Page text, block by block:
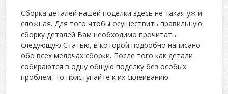
Сборка деталей нашей поделки здесь не такая уж и
сложная. Для того чтобы осуществить правильную
сборку деталей Вам необходимо прочитать
следующую Статью, в которой подробно написано
обо всех мелочах сборки. После того как детали
собираются в одну общую поделку без особых
проблем, то приступайте к их склеиванию.